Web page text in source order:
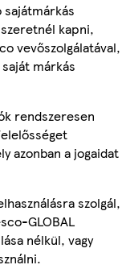
sajátmárkás
kapni,
vevőszolgálatával,
márkás
rendszeresen
azonban a jogaidat
szolgál,
GLOBAL
nélkül, vagy